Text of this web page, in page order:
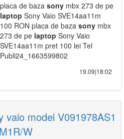
placa de baza sony mbx 273 de pe
laptop Sony Vaio SVE14aa11m
100 RON placa de baza sony mbx
273 de pe laptop Sony Vaio
SVE14aa11m pret 100 lei Tel
Publi24_1663599802
19.09|18:02
vaio model V091978AS1
W